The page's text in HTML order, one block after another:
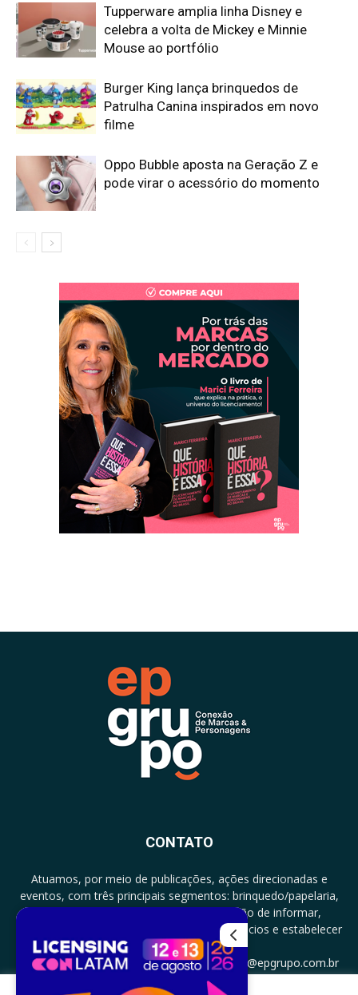
Tupperware amplia linha Disney e
celebra a volta de Mickey e Minnie
Mouse ao portfólio
Burger King lança brinquedos de
Patrulha Canina inspirados em novo
filme
Oppo Bubble aposta na Geração Z e
pode virar o acessório do momento
CONTATO
Atuamos, por meio de publicações, ações direcionadas e
eventos, com três principais segmentos: brinquedo/papelaria,
licenciamento e zero a três com a missão de informar,
documentar, proporcionar encontro de negócios e estabelecer
parcerias.
CONTATO: +5511994513097 - atendimento@epgrupo.com.br